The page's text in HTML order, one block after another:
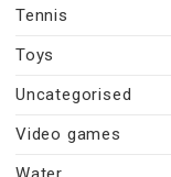
Tennis
Toys
Uncategorised
Video games